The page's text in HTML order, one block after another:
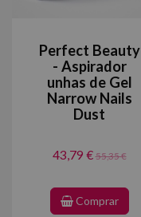
Perfect Beauty
- Aspirador
unhas de Gel
Narrow Nails
Dust
43,79 €55,35 €
Comprar